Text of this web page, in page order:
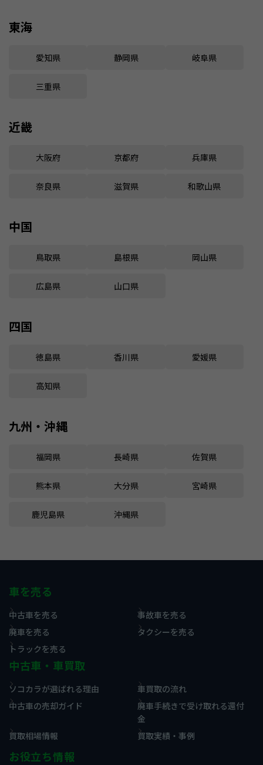
東海
愛知県 静岡県 岐阜県
三重県
近畿
大阪府 京都府 兵庫県
奈良県 滋賀県 和歌山県
中国
鳥取県 島根県 岡山県
広島県 山口県
四国
徳島県 香川県 愛媛県
高知県
九州・沖縄
福岡県 長崎県 佐賀県
熊本県 大分県 宮崎県
鹿児島県 沖縄県
車を売る
中古車を売る
事故車を売る
廃車を売る
タクシーを売る
トラックを売る
中古車・車買取
ソコカラが選ばれる理由
車買取の流れ
中古車の売却ガイド
廃車手続きで受け取れる還付
金
買取相場情報
買取実績・事例
お役立ち情報